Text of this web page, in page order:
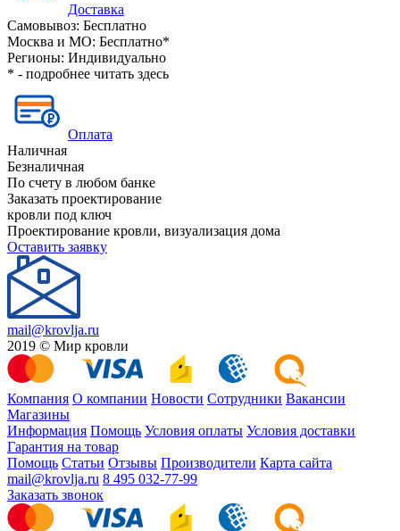
Доставка
Самовывоз: Бесплатно
Москва и МО: Бесплатно*
Регионы: Индивидуально
* - подробнее читать здесь
Оплата
Наличная
Безналичная
По счету в любом банке
Заказать проектирование
кровли под ключ
Проектирование кровли, визуализация дома
Оставить заявку
mail@krovlja.ru
2019 © Мир кровли
Компания О компании Новости Сотрудники Вакансии
Магазины
Информация Помощь Условия оплаты Условия доставки
Гарантия на товар
Помощь Статьи Отзывы Производители Карта сайта
mail@krovlja.ru 8 495 032-77-99
Заказать звонок